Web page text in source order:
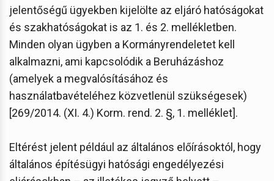
jelentőségű ügyekben kijelölte az eljáró hatóságokat
és szakhatóságokat is az 1. és 2. mellékletben.
Minden olyan ügyben a Kormányrendeletet kell
alkalmazni, ami kapcsolódik a Beruházáshoz
(amelyek a megvalósításához és
használatbavételéhez közvetlenül szükségesek)
[269/2014. (XI. 4.) Korm. rend. 2. §, 1. melléklet].
Eltérést jelent például az általános előírásoktól, hogy
általános építésügyi hatósági engedélyezési